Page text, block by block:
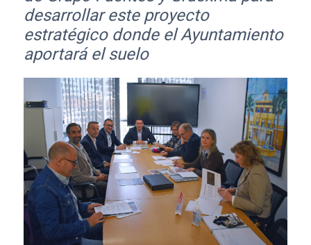
desarrollar este proyecto
estratégico donde el Ayuntamiento
aportará el suelo